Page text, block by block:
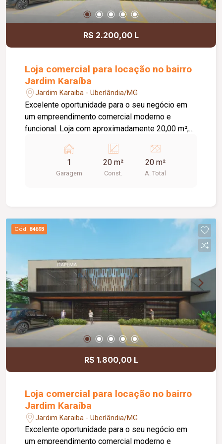
R$ 2.200,00 L
Loja comercial para locação no bairro
Jardim Karaíba
Jardim Karaiba - Uberlândia/MG
Excelente oportunidade para o seu negócio em
um empreendimento comercial moderno e
funcional. Loja com aproximadamente 20,00 m²,
espaço prático, bem estruturado e pronto para
receber clientes. O empreendimento oferece uma
completa infraestrutura compartilhada, contando
comodidade e autonomia para as operações do
dia a dia. Conta ainda com estacionamento
motocicletas, área ajardinada e uma excelente
vista, criando um ambiente agradável para
clientes e colaboradores. Um espaço estratégico,
confortável e preparado para impulsionar o
crescimento do seu negócio.
1
Garagem
20 m²
Const.
20 m²
A. Total
Cód. 84693
R$ 1.800,00 L
Loja comercial para locação no bairro
Jardim Karaíba
Jardim Karaiba - Uberlândia/MG
Excelente oportunidade para o seu negócio em
um empreendimento comercial moderno e